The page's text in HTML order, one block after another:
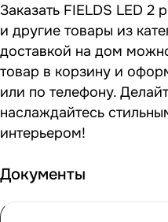
Заказать FIELDS LED 2
и другие товары из
доставкой на дом
товар в корзину и
или по телефону.
наслаждайтесь
интерьером!
Документы